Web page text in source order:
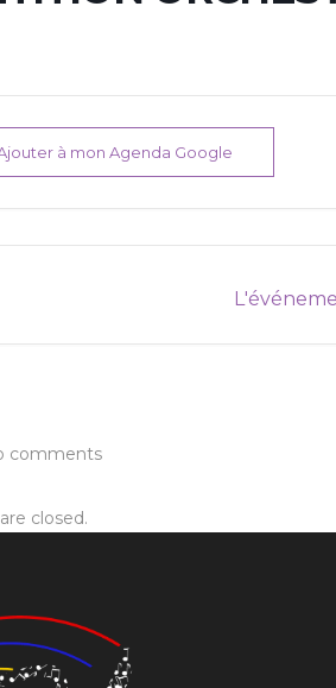
à mon Agenda Google
comments
closed.